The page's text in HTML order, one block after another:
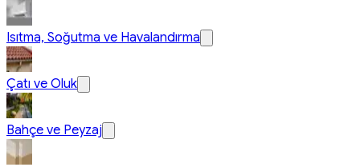
Isıtma, Soğutma ve Havalandırma
Çatı ve Oluk
Bahçe ve Peyzaj